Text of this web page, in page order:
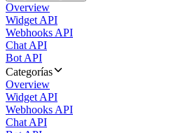
Overview
Widget API
Webhooks API
Chat API
Bot API
Categorías
Overview
Widget API
Webhooks API
Chat API